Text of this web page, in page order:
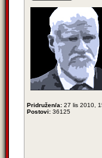
Pridružen/a: 27 lis 2010,
Postovi: 36125